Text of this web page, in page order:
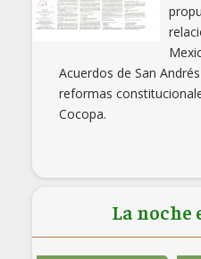
Acuerdos de San
reformas
Cocopa.
La